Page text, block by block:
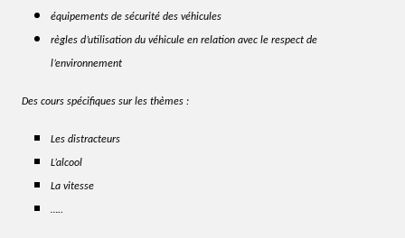
équipements de sécurité des véhicules
règles d’utilisation du véhicule en relation avec le respect de
l’environnement
Des cours spécifiques sur les thèmes :
Les distracteurs
L’alcool
La vitesse
…..